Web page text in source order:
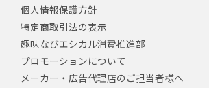
個人情報保護方針
特定商取引法の表示
趣味なびエシカル消費推進部
プロモーションについて
メーカー・広告代理店のご担当者様へ